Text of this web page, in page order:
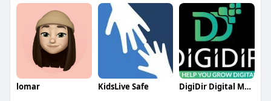
lomar KidsLive Safe DigiDir Digital Marketing Agency